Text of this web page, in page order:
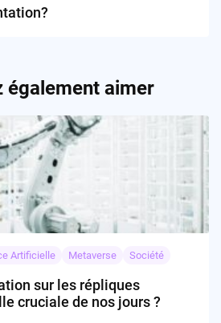
également aimer
Artificielle Metaverse Société
sur les répliques
cruciale de nos jours ?